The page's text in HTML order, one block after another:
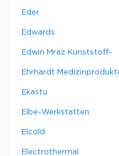
Eder
Edwards
Edwin Mraz Kunststoff-
Ehrhardt
Ekastu
Elbe-Werkstatten
Elcold
Electrothermal